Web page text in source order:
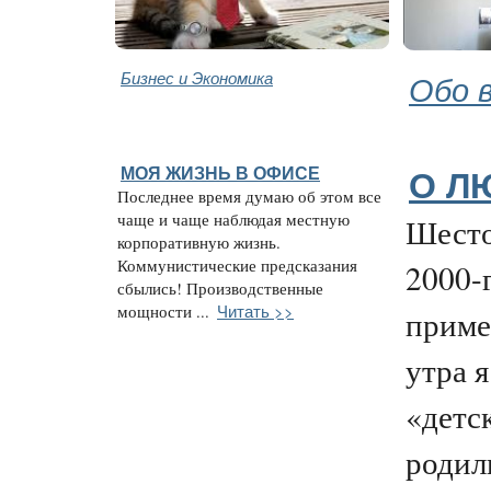
Бизнес и Экономика Обо
МОЯ ЖИЗНЬ В ОФИСЕ
Последнее время думаю об этом все
чаще и чаще наблюдая местную
корпоративную жизнь.
Коммунистические предсказания
сбылись! Производственные
мощности ... Читать >>
О
2000-
утра